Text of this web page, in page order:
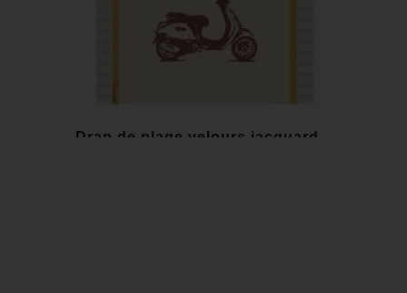
Drap de plage velours jacquard...